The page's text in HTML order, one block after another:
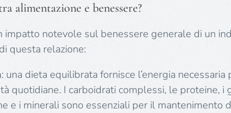
alimentazione e benessere?
impatto notevole sul benessere generale di un
questa relazione:
: una dieta equilibrata fornisce l’energia necessaria
quotidiane. I carboidrati complessi, le proteine, i
e i minerali sono essenziali per il mantenimento